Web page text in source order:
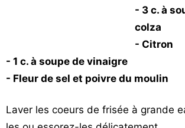
- 3 c. à
colza
- Citron
- 1 c. à soupe de vinaigre
- Fleur de sel et poivre du moulin
Laver les coeurs de frisée à grande